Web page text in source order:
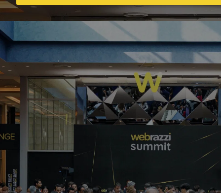
Instagram'ın aktif kullanıcı sayısı 600
milyonu geçti